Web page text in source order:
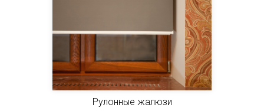
Рулонные жалюзи